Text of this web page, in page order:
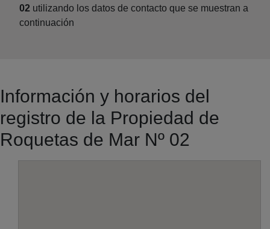
02 utilizando los datos de contacto que se muestran a
continuación
Información y horarios del
registro de la Propiedad de
Roquetas de Mar Nº 02